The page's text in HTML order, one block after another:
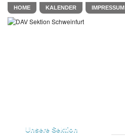
HOME KALENDER IMPRESSUM
Unsere Sektion